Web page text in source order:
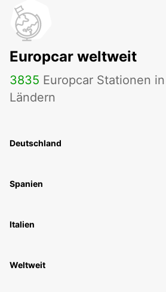
Europcar weltweit
3835 Europcar Stationen
Ländern
Deutschland
Spanien
Italien
Weltweit